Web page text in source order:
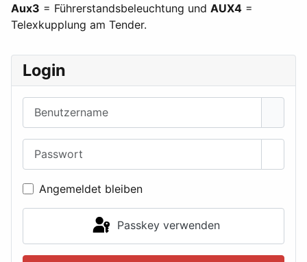
Login
Angemeldet bleiben
Passkey verwenden
Aux3 = Führerstandsbeleuchtung und AUX4 =
Telexkupplung am Tender.